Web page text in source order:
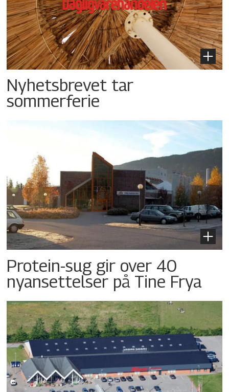
Nyhetsbrevet tar
sommerferie
Protein-sug gir over 40
nyansettelser på Tine Frya